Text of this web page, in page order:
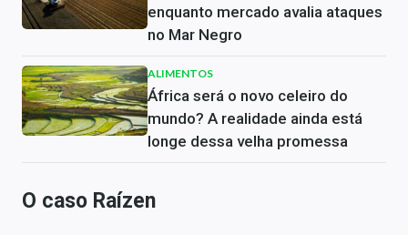
enquanto mercado avalia ataques
no Mar Negro
ALIMENTOS
África será o novo celeiro do
mundo? A realidade ainda está
longe dessa velha promessa
O caso Raízen